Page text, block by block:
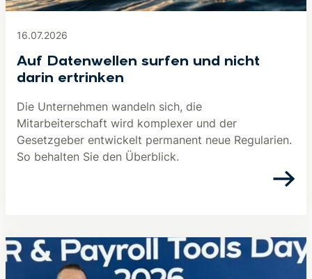
16.07.2026
Auf Datenwellen surfen und nicht
darin ertrinken
Die Unternehmen wandeln sich, die
Mitarbeiterschaft wird komplexer und der
Gesetzgeber entwickelt permanent neue Regularien.
So behalten Sie den Überblick.